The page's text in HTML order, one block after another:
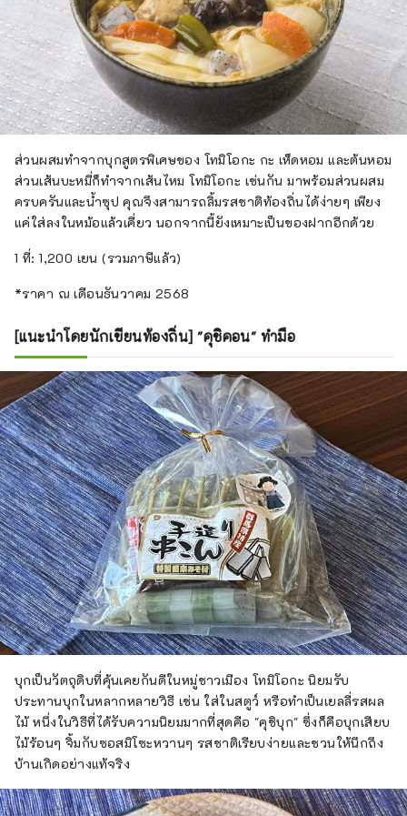
ส่วนผสมทำจากบุกสูตรพิเศษของ โทมิโอกะ กะ เห็ดหอม และต้นหอม
ส่วนเส้นบะหมี่ก็ทำจากเส้นไหม โทมิโอกะ เช่นกัน มาพร้อมส่วนผสม
ครบครันและน้ำซุป คุณจึงสามารถลิ้มรสชาติท้องถิ่นได้ง่ายๆ เพียง
แค่ใส่ลงในหม้อแล้วเคี่ยว นอกจากนี้ยังเหมาะเป็นของฝากอีกด้วย
1 ที่: 1,200 เยน (รวมภาษีแล้ว)
*ราคา ณ เดือนธันวาคม 2568
[แนะนำโดยนักเขียนท้องถิ่น] "คุชิคอน" ทำมือ
บุกเป็นวัตถุดิบที่คุ้นเคยกันดีในหมู่ชาวเมือง โทมิโอกะ นิยมรับ
ประทานบุกในหลากหลายวิธี เช่น ใส่ในสตูว์ หรือทำเป็นเยลลี่รสผล
ไม้ หนึ่งในวิธีที่ได้รับความนิยมมากที่สุดคือ "คุชิบุก" ซึ่งก็คือบุกเสียบ
ไม้ร้อนๆ จิ้มกับซอสมิโซะหวานๆ รสชาติเรียบง่ายและชวนให้นึกถึง
บ้านเกิดอย่างแท้จริง